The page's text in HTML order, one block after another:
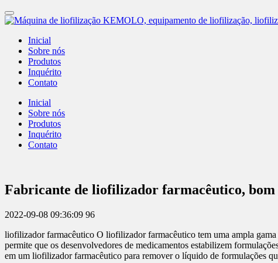
Inicial
Sobre nós
Produtos
Inquérito
Contato
Inicial
Sobre nós
Produtos
Inquérito
Contato
Fabricante de liofilizador farmacêutico, bom
2022-09-08 09:36:09 96
liofilizador farmacêutico O liofilizador farmacêutico tem uma ampla
permite que os desenvolvedores de medicamentos estabilizem
em um liofilizador farmacêutico para remover o líquido de formulações